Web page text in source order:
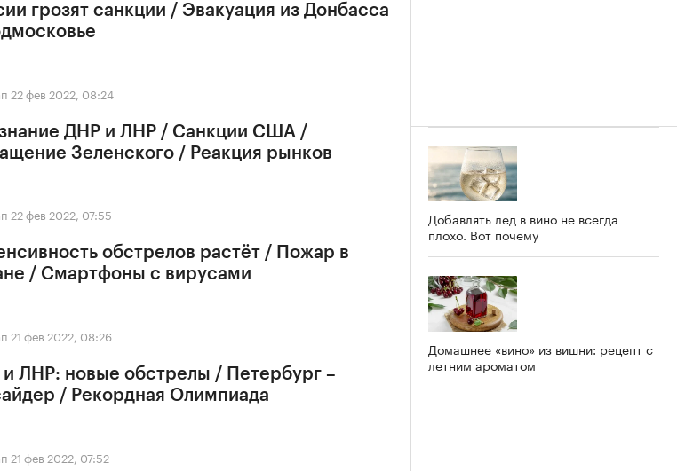
грозят санкции / Эвакуация из Донбасса
22 фев 2022, 08:24
ДНР и ЛНР / Санкции США /
Зеленского / Реакция рынков
22 фев 2022, 07:55
обстрелов растёт / Пожар в
/ Смартфоны с вирусами
21 фев 2022, 08:26
ЛНР: новые обстрелы / Петербург –
/ Рекордная Олимпиада
21 фев 2022, 07:52
Добавлять лед в вино не всегда
плохо. Вот почему
Домашнее «вино» из вишни: рецепт с
летним ароматом